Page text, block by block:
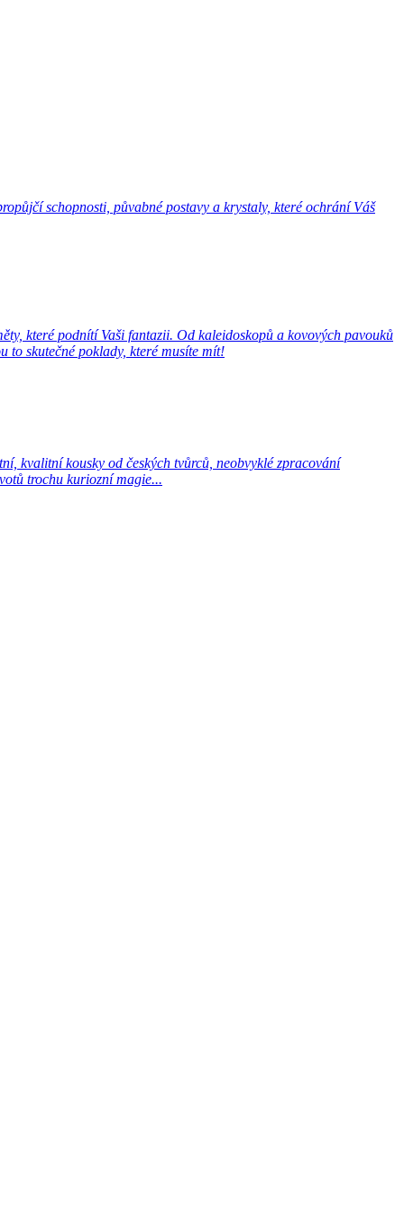
schopnosti, půvabné postavy a krystaly, které ochrání Váš
které podnítí Vaši fantazii. Od kaleidoskopů a kovových pavouků
to skutečné poklady, které musíte mít!
kvalitní kousky od českých tvůrců, neobvyklé zpracování
trochu kuriozní magie...